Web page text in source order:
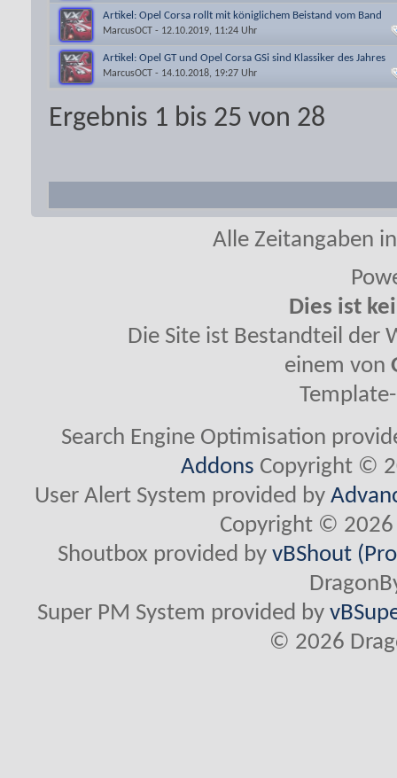
Artikel: Opel Corsa rollt mit königlichem Beistand vom Band
MarcusOCT - 12.10.2019, 11:24 Uhr
Artikel: Opel GT und Opel Corsa GSi sind Klassiker des Jahres
MarcusOCT - 14.10.2018, 19:27 Uhr
Ergebnis 1 bis 25 von 28
Alle Zeitangaben
Dies ist
Die Site ist Bestandteil der
einem von
Search Engine Optimisation
Addons Copyright ©
User Alert System provided by
Copyright © 2026
Shoutbox provided byvBShout
Super PM System provided by
© 2026